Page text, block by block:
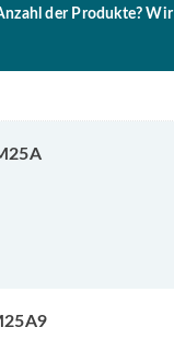
der Produkte?